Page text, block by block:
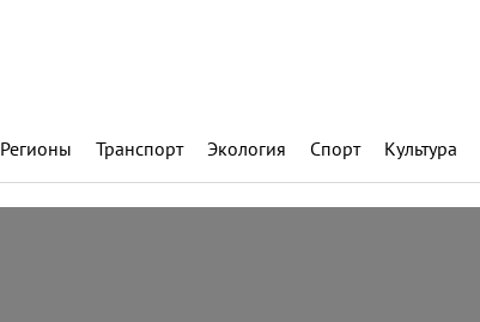
Регионы Транспорт Экология Спорт Культура